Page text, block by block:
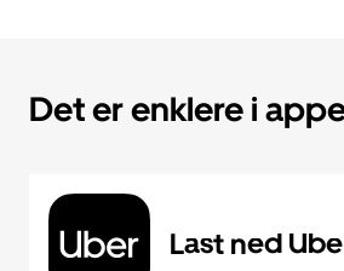
Det er enklere i
Last ned